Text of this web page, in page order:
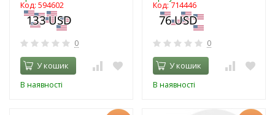
Код: 594602
0
У кошик
В наявності
Код: 714446
0
У кошик
В наявності